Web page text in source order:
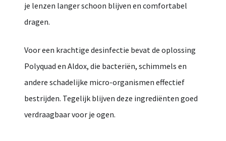
je lenzen langerschoon blijven en comfortabel
dragen.
Vooreen krachtige desinfectie bevatde oplossing
Polyquad en Aldox, die bacteriën, schimmels en
andere schadelijke micro-organismen effectief
bestrijden. Tegelijk blijven deze ingrediënten goed
verdraagbaarvoor je ogen.